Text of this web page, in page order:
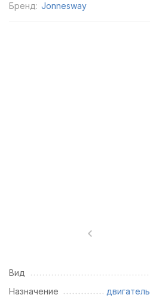
Бренд: Jonnesway
Вид
Назначение
двигатель